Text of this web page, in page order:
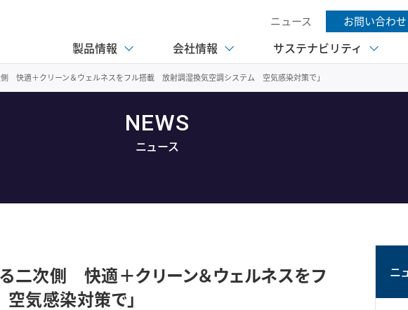
ニュース お問い合わせ
製品情報 会社情報 サステナビリティ
快適＋クリーン＆ウェルネスをフル搭載 放射調湿換気空調システム 空気感染対策で」
NEWS
ニュース
る二次側 快適＋クリーン＆ウェルネスをフ
気感染対策で」
ニ